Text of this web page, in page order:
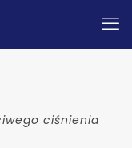
ciśnienia